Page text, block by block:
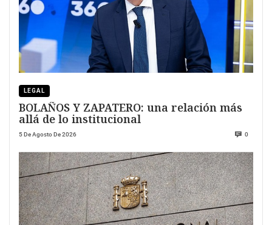
LEGAL
BOLAÑOS Y ZAPATERO: una relación más
allá de lo institucional
5 De Agosto De 2026 0